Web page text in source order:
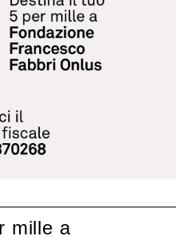
mille a